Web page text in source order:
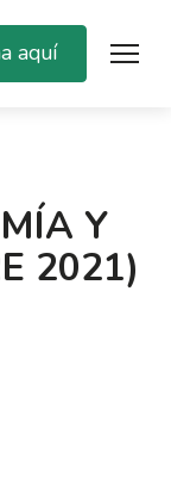
aquí
Y
2021)